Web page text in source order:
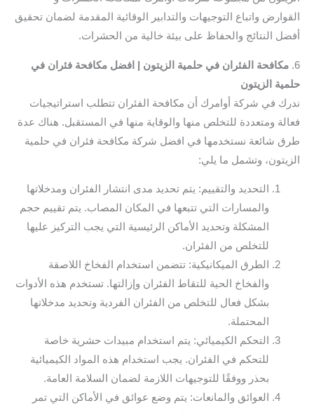
القوارض واتباع التوجيهات والتدابير الوقائية المقدمة لضمان تحقيق
أفضل النتائج والحفاظ على بيئة خالية من الحشرات.
6. مكافحة الفئران في حلمية الزيتون | افضل مكافحة فئران في
حلمية الزيتون
ندرك في شركة أوامرك أن مكافحة الفئران تتطلب استراتيجيات
فعالة ومتعددة للتخلص منها والوقاية منها في المستقبل. هناك عدة
طرق شائعة نستخدمها في افضل شركة مكافحة فئران في حلمية
الزيتون، وتشمل ما يلي:
التحديد والتقييم: يتم تحديد مدى انتشار الفئران ومدخلاتها
والمسارات التي تتبعها في المكان المصاب. يتم تقييم حجم
المشكلة وتحديد الأماكن الرئيسية التي يجب التركيز عليها
للتخلص من الفئران.
الطرق الميكانيكية: تتضمن استخدام الفخاخ اللاصقة
والفخاخ الحية للتقاط الفئران وإزالتها. تستخدم هذه الأدوات
بشكل فعال للتخلص من الفئران الفردية وتحديد مدخلاتها
المحتملة.
التحكم الكيميائي: يتم استخدام مبيدات حشرية خاصة
للتحكم في الفئران. يجب استخدام هذه المواد الكيميائية
بحذر ووفقًا للتوجيهات اللازمة لضمان السلامة العامة.
العوائق والمانعات: يتم وضع عوائق في الأماكن التي تمر